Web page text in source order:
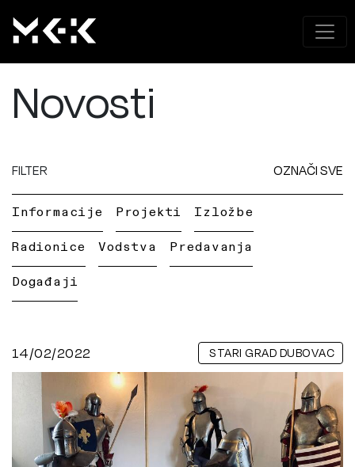
Novosti
FILTER OZNAČI SVE
Informacije Projekti Izložbe
Radionice Vodstva Predavanja
Događaji
14/02/2022 STARI GRAD DUBOVAC